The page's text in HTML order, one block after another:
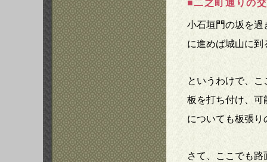
■二之町通りの
小石垣門の坂を過
に進めば城山に
というわけで、
板を打ち付け、可
についても板張
さて、ここでも